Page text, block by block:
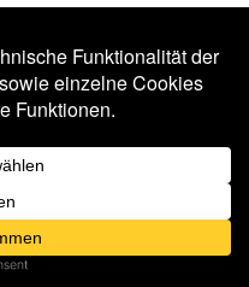
Schlachthof Solar Fake
Sally
Tanzbrunnen
Welle:Erdball